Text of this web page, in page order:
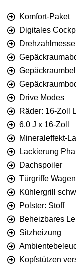
Komfort-Paket
Digitales
Drive Modes
Räder: 16-Zoll
6,0 J x 16-Zoll
Mineraleffekt-
Lackierung
Dachspoiler
Türgriffe
Kühlergrill
Polster: Stoff
Beheizbares
Sitzheizung
Kopfstützen